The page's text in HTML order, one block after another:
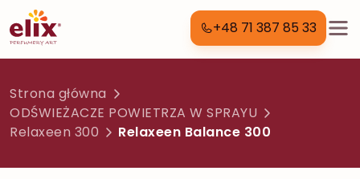
+48 71 387 85 33
Strona główna
ODŚWIEŻACZE POWIETRZA W SPRAYU
Relaxeen 300
Relaxeen Balance 300